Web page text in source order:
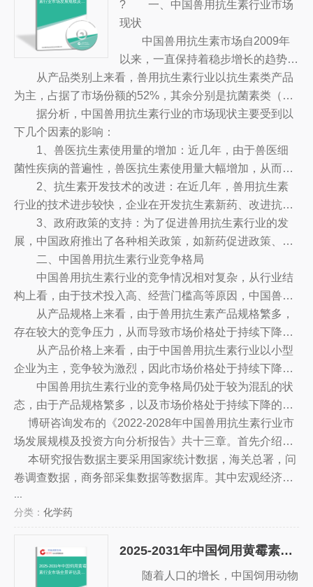
素行业市场发展规模及投
? 一、中国兽用抗生素行业市场
现状
中国兽用抗生素市场自2009年
以来，一直保持着稳步增长的趋势。
据报道，到2016年，兽用抗生素市
场的总体规模已经达到了70亿元，
较2015年净增长了8.7%，相比而
发达的阶段。
从产品类别上来看，兽用抗生素行业以抗生素类产品
为主，占据了市场份额的52%，其余分别是抗菌素类（2
6%），抗病毒类（11%），青霉素类（7%），其他类
（4%）。在产品规格上，抗生素类产品以粉剂、颗粒、溶
液、丸剂等形式均有不同的产品分类，从而满足不同客户
需求。
据分析，中国兽用抗生素行业的市场现状主要受到以
下几个因素的影响：
1、兽医抗生素使用量的增加：近几年，由于兽医细
菌性疾病的普遍性，兽医抗生素使用量大幅增加，从而促
进了中国兽用抗生素市场的发展。
2、抗生素开发技术的改进：在近几年，兽用抗生素
行业的技术进步较快，企业在开发抗生素新药、改进抗生
素制剂等方面均取得了一定的成就，从而推动了市场环境
的改善。
3、政府政策的支持：为了促进兽用抗生素行业的发
展，中国政府推出了各种相关政策，如新药促进政策、生
产许可证等，从而为兽用抗生素行业提供了有力的政策支
二、中国兽用抗生素行业竞争格局
中国兽用抗生素行业的竞争情况相对复杂，从行业结
构上看，由于技术投入高、经营门槛高等原因，中国兽用
抗生素行业以小型企业和中型企业为主，其中小型企业占
比较大，且竞争较为激烈。
从产品规格上来看，由于兽用抗生素产品规格繁多，
存在较大的竞争压力，从而导致市场价格处于持续下降的
趋势，且竞争格局趋于稳定。
从产品价格上来看，由于中国兽用抗生素行业以小型
企业为主，竞争较为激烈，因此市场价格处于持续下降的
趋势，且竞争格局趋于稳定。
中国兽用抗生素行业的竞争格局仍处于较为混乱的状
态，由于产品规格繁多，以及市场价格处于持续下降的趋
势，中小企业之间的竞争日趋激烈。而大型企业则主要通
过知名品牌、市场渠道等方式取得市场份额，从而占据了
市场主导地位。
博研咨询发布的《2022-2028年中国兽用抗生素行业市
场发展规模及投资方向分析报告》共十三章。首先介绍了
兽用抗生素行业市场发展环境、兽用抗生素整体运行态势
等，接着分析了兽用抗生素行业市场运行的现状，然后介
绍了兽用抗生素市场竞争格局。随后，报告对兽用抗生素
做了重点企业经营状况分析，最后分析了兽用抗生素行业
的了解或者想投资兽用抗生素行业，本报告是您不可或缺
的重要工具。
本研究报告数据主要采用国家统计数据，海关总署，问
卷调查数据，商务部采集数据等数据库。其中宏观经济数
据主要来自国家统计局，部分行业统计数据主要来自国家
统计局及市场调研数据，企业数据主要来自于国统计局规
各类市场监测数据库。
分类： 化学药
2025-2031年中国饲用黄霉
素行业市场全景评估及发
2025-2031年中国饲用黄霉素行业市场全景评估及发展策略分析报告
随着人口的增长，中国饲用动物